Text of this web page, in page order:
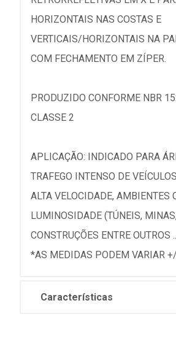
HORIZONTAIS NAS COSTAS E
VERTICAIS/HORIZONTAIS NA
COM FECHAMENTO EM ZÍPER.
PRODUZIDO CONFORME NBR
CLASSE 2
APLICAÇÃO: INDICADO PARA
TRAFEGO INTENSO DE
ALTA VELOCIDADE, AMBIENTES
LUMINOSIDADE (TÚNEIS, MINAS,
CONSTRUÇÕES ENTRE OUTROS
*AS MEDIDAS PODEM VARIAR
Características